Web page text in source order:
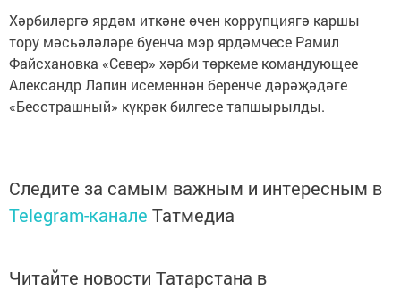
Хәрбиләргә ярдәм иткәне өчен коррупциягә каршы
тору мәсьәләләре буенча мэр ярдәмчесе Рамил
Файсхановка «Север» хәрби төркеме командующее
Александр Лапин исеменнән беренче дәрәҗәдәге
«Бесстрашный» күкрәк билгесе тапшырылды.
Следите за самым важным и интересным в
Telegram-канале Татмедиа
Читайте новости Татарстана в